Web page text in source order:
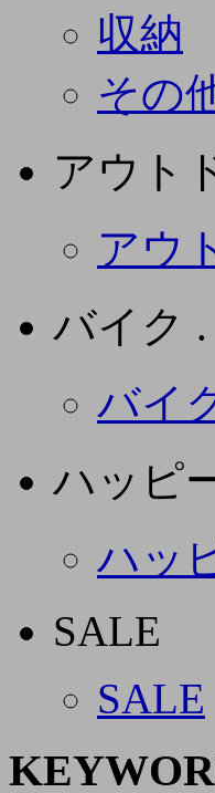
収納
その
アウト
アウ
バイク
バイ
ハッピ
ハッ
SALE
SALE